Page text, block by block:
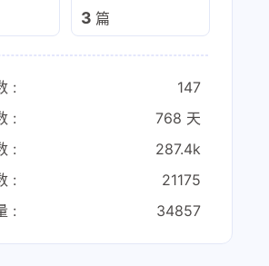
3 篇
:
147
:
768 天
:
287.4k
:
21175
:
34857